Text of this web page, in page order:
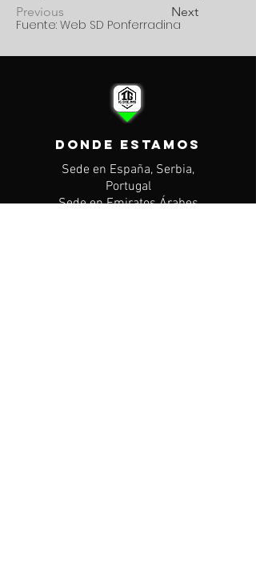
Previous Next
Fuente: Web SD Ponferradina
DONDE ESTAMOS
Sede en España, Serbia,
Portugal
Sede en Emiratos Árabes